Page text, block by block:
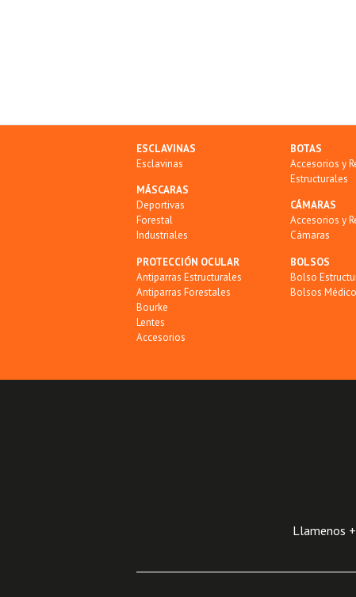
ESCLAVINAS
Esclavinas
MÁSCARAS
Deportivas
Forestal
Industriales
PROTECCIÓN OCULAR
Antiparras Estructurales
Antiparras Forestales
Bourke
Lentes
Accesorios
BOTAS
Accesorios y
Estructurales
CÁMARAS
Accesorios y
Cámaras
BOLSOS
Bolso
Bolsos
Llamenos